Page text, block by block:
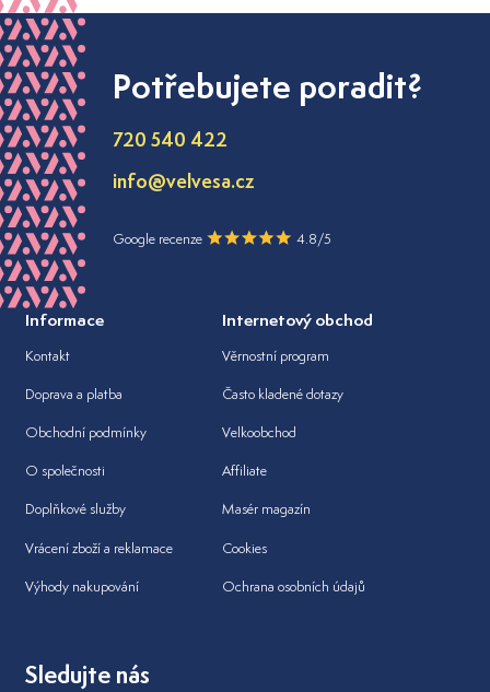
Potřebujete poradit?
720 540 422
info@velvesa.cz
Google recenze 4.8/5
Informace
Kontakt
Doprava a platba
Obchodní podmínky
O společnosti
Doplňkové služby
Vrácení zboží a reklamace
Výhody nakupování
Internetový obchod
Věrnostní program
Často kladené dotazy
Velkoobchod
Affiliate
Masér magazín
Cookies
Ochrana osobních údajů
Sledujte nás